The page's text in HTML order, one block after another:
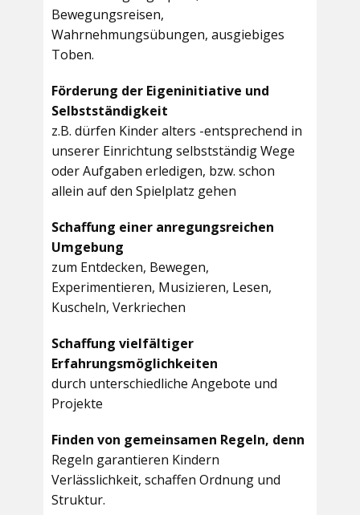
Bewegungsreisen,
Wahrnehmungsübungen, ausgiebiges
Toben.
Förderung der Eigeninitiative und
Selbstständigkeit
z.B. dürfen Kinder alters -entsprechend in
unserer Einrichtung selbstständig Wege
oder Aufgaben erledigen, bzw. schon
allein auf den Spielplatz gehen
Schaffung einer anregungsreichen
Umgebung
zum Entdecken, Bewegen,
Experimentieren, Musizieren, Lesen,
Kuscheln, Verkriechen
Schaffung vielfältiger
Erfahrungsmöglichkeiten
durch unterschiedliche Angebote und
Projekte
Finden von gemeinsamen Regeln, denn
Regeln garantieren Kindern
Verlässlichkeit, schaffen Ordnung und
Struktur.